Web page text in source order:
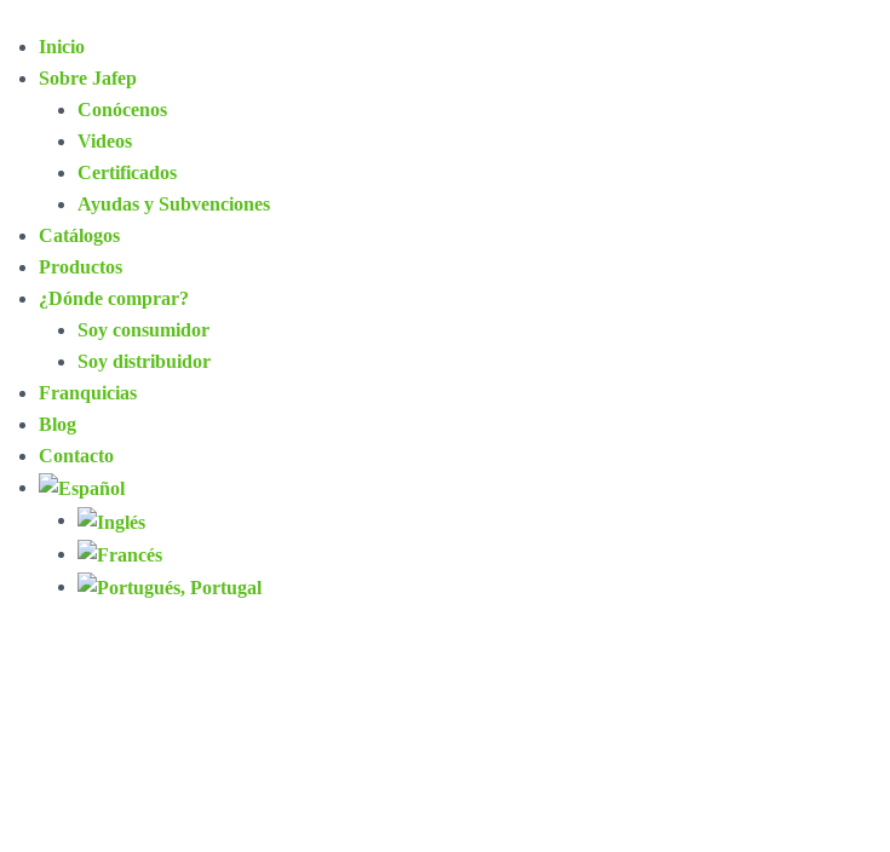
Inicio
Sobre Jafep
Conócenos
Videos
Certificados
Ayudas y Subvenciones
Catálogos
Productos
¿Dónde comprar?
Soy consumidor
Soy distribuidor
Franquicias
Blog
Contacto